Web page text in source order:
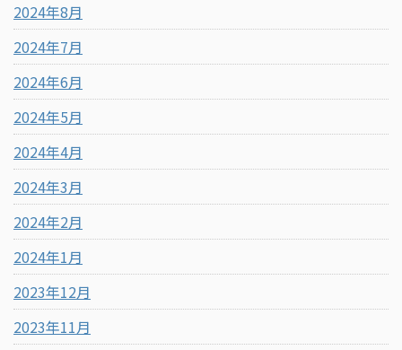
2024年8月
2024年7月
2024年6月
2024年5月
2024年4月
2024年3月
2024年2月
2024年1月
2023年12月
2023年11月